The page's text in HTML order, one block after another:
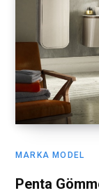
MARKA MODEL
Penta